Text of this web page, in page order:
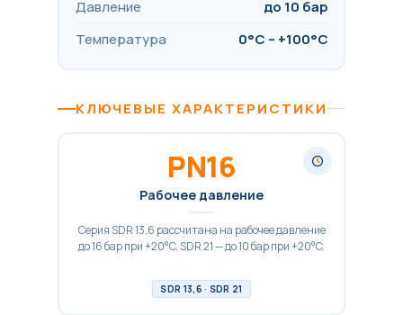
Давление
до 10 бар
Температура
0°C – +100°C
КЛЮЧЕВЫЕ ХАРАКТЕРИСТИКИ
PN16
Рабочее давление
Серия SDR 13,6 рассчитана на рабочее давление
до 16 бар при +20°C. SDR 21 — до 10 бар при +20°C.
SDR 13,6 · SDR 21